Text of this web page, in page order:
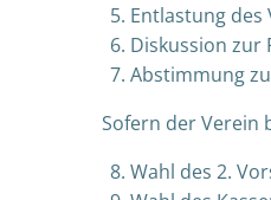
Entlastung des
Diskussion zur
Abstimmung
Sofern der Verein
Wahl des 2.